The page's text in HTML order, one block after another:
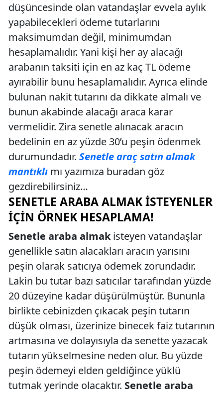
düşüncesinde olan vatandaşlar evvela aylık
yapabilecekleri ödeme tutarlarını
maksimumdan değil, minimumdan
hesaplamalıdır. Yani kişi her ay alacağı
arabanın taksiti için en az kaç TL ödeme
ayırabilir bunu hesaplamalıdır. Ayrıca elinde
bulunan nakit tutarını da dikkate almalı ve
bunun akabinde alacağı araca karar
vermelidir. Zira senetle alınacak aracın
bedelinin en az yüzde 30’u peşin ödenmek
durumundadır. Senetle araç satın almak
mantıklı mı yazımıza buradan göz
gezdirebilirsiniz…
SENETLE ARABA ALMAK İSTEYENLER
İÇIN ÖRNEK HESAPLAMA!
Senetle araba almakisteyen vatandaşlar
genellikle satın alacakları aracın yarısını
peşin olarak satıcıya ödemek zorundadır.
Lakin bu tutar bazı satıcılar tarafından yüzde
20 düzeyine kadar düşürülmüştür. Bununla
birlikte cebinizden çıkacak peşin tutarın
düşük olması, üzerinize binecek faiz tutarının
artmasına ve dolayısıyla da senette yazacak
tutarın yükselmesine neden olur. Bu yüzde
peşin ödemeyi elden geldiğince yüklü
tutmak yerinde olacaktır. Senetle araba